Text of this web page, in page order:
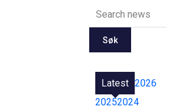
Søk
Latest 2026
20252024